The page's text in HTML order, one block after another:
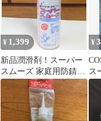
¥ 1,399
新品潤滑剤！スーパー
スムーズ 家庭用防錆・
潤滑スプレー スズカフ
¥
ス